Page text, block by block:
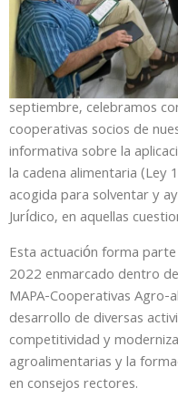
septiembre, celebramos
cooperativas socios de
informativa sobre la
la cadena alimentaria (Ley
acogida para solventar y
Jurídico, en aquellas
Esta actuación forma
2022 enmarcado dentro
MAPA-Cooperativas Agro-
desarrollo de diversas
competitividad y
agroalimentarias y la
en consejos rectores.